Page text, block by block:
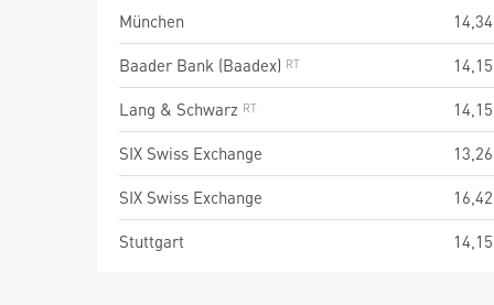
München
14,34
Baader Bank (Baadex)
14,15
Lang & Schwarz
14,15
SIX Swiss Exchange
13,26
SIX Swiss Exchange
16,42
Stuttgart
14,15